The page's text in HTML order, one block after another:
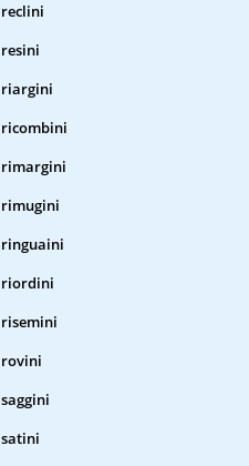
reclini
resini
riargini
ricombini
rimargini
rimugini
ringuaini
riordini
risemini
rovini
saggini
satini